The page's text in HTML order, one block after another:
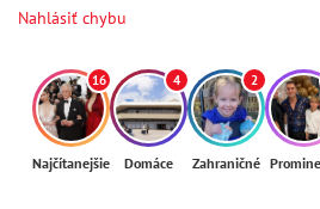
Nahlásiť chybu
16
Najčítanejšie
4
Domáce
2
Zahraničné